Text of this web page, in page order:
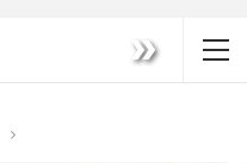
»